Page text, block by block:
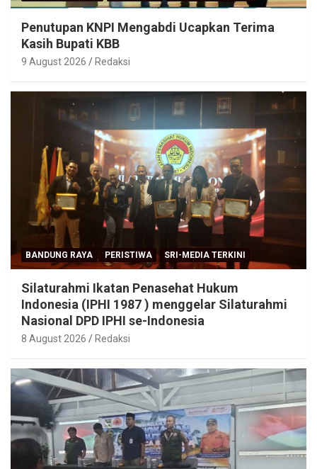
Penutupan KNPI Mengabdi Ucapkan Terima
Kasih Bupati KBB
9 August 2026 Redaksi
BANDUNG RAYA PERISTIWA SRI-MEDIA TERKINI
Silaturahmi Ikatan Penasehat Hukum
Indonesia (IPHI 1987 ) menggelar Silaturahmi
Nasional DPD IPHI se-Indonesia
8 August 2026 Redaksi